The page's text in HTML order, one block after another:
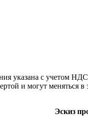
указана с учетом НДС,
и могут меняться
Эскиз